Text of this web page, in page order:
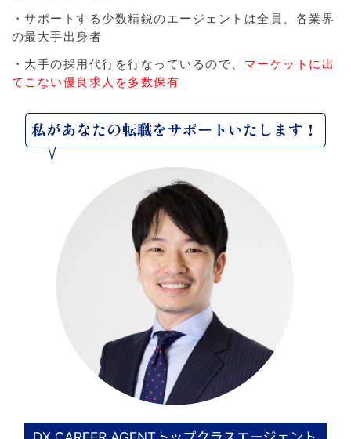
・サポートする少数精鋭のエージェントは全員、各業界
の最大手出身者
・大手の採用代行を行なっているので、 マーケットに出
てこない優良求人を多数保有